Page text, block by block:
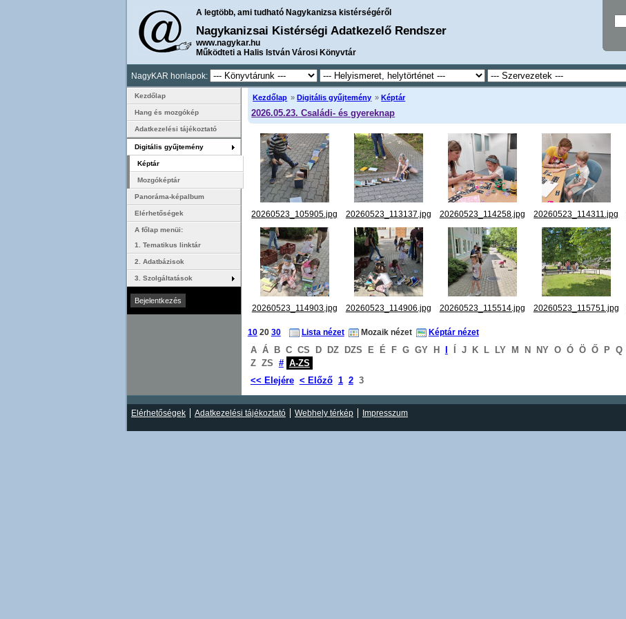
A legtöbb, ami tudható Nagykanizsa kistérségéről
Nagykanizsai Kistérségi Adatkezelő Rendszer
www.nagykar.hu
Működteti a Halis István Városi Könyvtár
NagyKAR honlapok:
Kezdőlap » Digitális gyűjtemény » Képtár
2026.05.23. Családi- és gyereknap
20260523_105905.jpg 20260523_113137.jpg 20260523_114258.jpg 20260523_114311.jpg
20260523_114903.jpg 20260523_114906.jpg 20260523_115514.jpg 20260523_115751.jpg
10 20 30 Lista nézet Mozaik nézet Képtár nézet
A Á B C CS D DZ DZS E É F G GY H I Í J K L LY M N NY O Ó Ö Ő P Q
Z ZS # A-ZS
<< Elejére < Előző 1 2 3
Kezdőlap
Hang és mozgókép
Adatkezelési tájékoztató
Digitális gyűjtemény
Képtár
Mozgóképtár
Panoráma-képalbum
Elérhetőségek
A főlap menüi:
1. Tematikus linktár
2. Adatbázisok
3. Szolgáltatások
Elérhetőségek Adatkezelési tájékoztató Webhely térkép Impresszum